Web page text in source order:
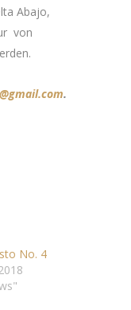
Abajo,
von
.
No. 4